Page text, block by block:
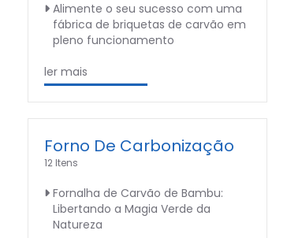
Alimente o seu sucesso com uma
fábrica de briquetas de carvão em
pleno funcionamento
ler mais
Forno De Carbonização
12 Itens
Fornalha de Carvão de Bambu:
Libertando a Magia Verde da
Natureza